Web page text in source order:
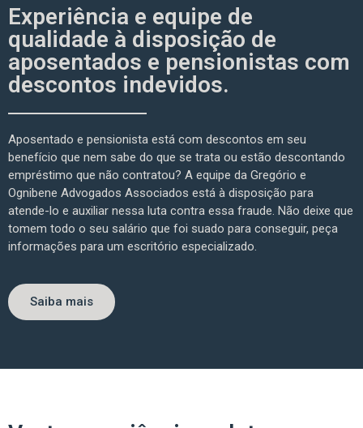
Experiência e equipe de
qualidade à disposição de
aposentados e pensionistas com
descontos indevidos.
Aposentado e pensionista está com descontos em seu
benefício que nem sabe do que se trata ou estão descontando
empréstimo que não contratou? A equipe da Gregório e
Ognibene Advogados Associados está à disposição para
atende-lo e auxiliar nessa luta contra essa fraude. Não deixe que
tomem todo o seu salário que foi suado para conseguir, peça
informações para um escritório especializado.
Saiba mais